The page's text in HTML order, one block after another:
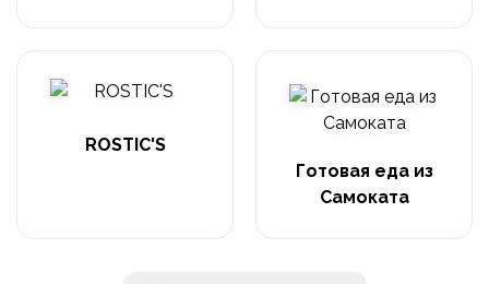
ROSTIC'S
Готовая еда из
Самоката